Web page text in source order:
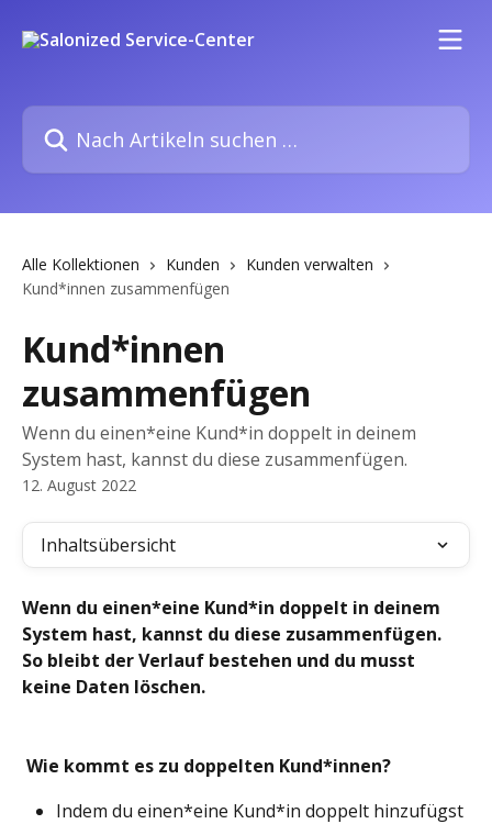
Nach Artikeln suchen …
Alle Kollektionen Kunden
Kunden verwalten
Kund*innen zusammenfügen
Kund*innen
zusammenfügen
Wenn du einen*eine Kund*in doppelt in deinem
System hast, kannst du diese zusammenfügen.
12. August 2022
Inhaltsübersicht
Wenn du einen*eine Kund*in doppelt in deinem
System hast, kannst du diese zusammenfügen.
So bleibt der Verlauf bestehen und du musst
keine Daten löschen.
Wie kommt es zu doppelten Kund*innen?
Indem du einen*eine Kund*in doppelt hinzufügst